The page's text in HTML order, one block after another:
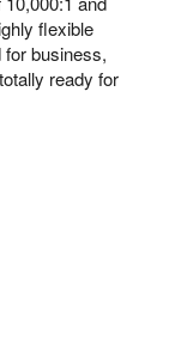
flexible
for business,
ready for